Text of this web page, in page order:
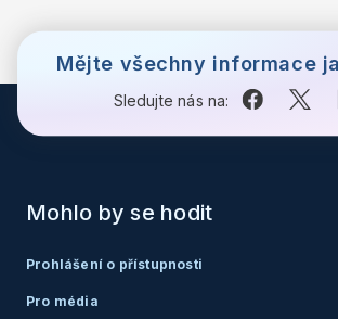
Mějte všechny informace
Sledujte nás na:
Mohlo by se hodit
Prohlášení o přístupnosti
Pro média